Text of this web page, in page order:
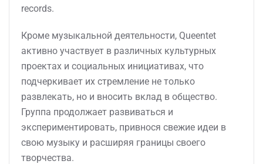
records.
Кроме музыкальной деятельности, Queentet
активно участвует в различных культурных
проектах и социальных инициативах, что
подчеркивает их стремление не только
развлекать, но и вносить вклад в общество.
Группа продолжает развиваться и
экспериментировать, привнося свежие идеи в
свою музыку и расширяя границы своего
творчества.